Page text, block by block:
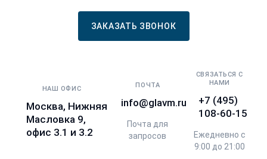
ЗАКАЗАТЬ ЗВОНОК
НАШ ОФИС
Москва, Нижняя
Масловка 9,
офис 3.1 и 3.2
ПОЧТА
info@glavm.ru
Почта для
запросов
СВЯЗАТЬСЯ С
НАМИ
+7 (495)
108-60-15
Ежедневно с
9:00 до 21:00